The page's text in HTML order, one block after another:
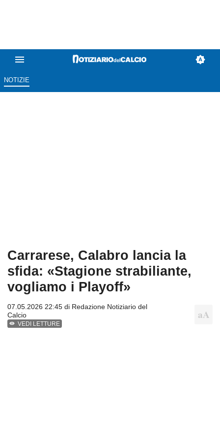
NOTIZIE
Carrarese, Calabro lancia la
sfida: «Stagione strabiliante,
vogliamo i Playoff»
07.05.2026 22:45 di Redazione Notiziario del
Calcio
VEDI LETTURE